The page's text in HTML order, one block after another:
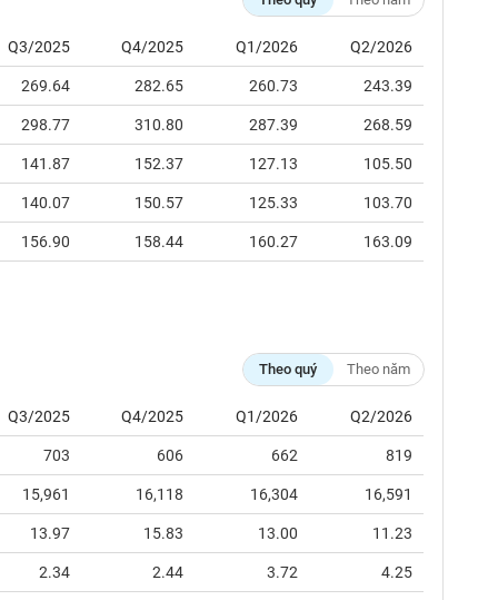
Q3/2025 Q4/2025 Q1/2026 Q2/2026
269.64 282.65 260.73 243.39
298.77 310.80 287.39 268.59
141.87 152.37 127.13 105.50
140.07 150.57 125.33 103.70
156.90 158.44 160.27 163.09
Theo quý Theo năm
Q3/2025 Q4/2025 Q1/2026 Q2/2026
703 606 662 819
15,961 16,118 16,304 16,591
13.97 15.83 13.00 11.23
2.34 2.44 3.72 4.25